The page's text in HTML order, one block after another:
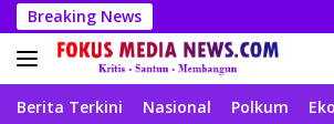
Langsung
ke
konten
Breaking News
Berita Terkini Nasional Polkum